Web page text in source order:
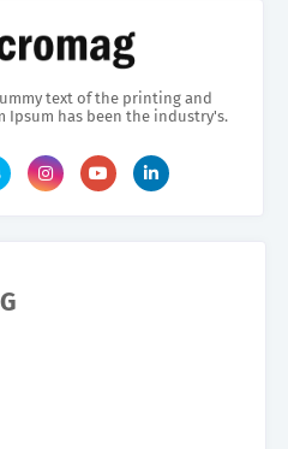
text of the printing and
Ipsum has been the industry's.